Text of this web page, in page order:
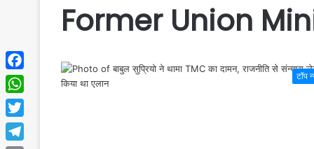
Former Union
टॉप
Facebook
WhatsApp
Twitter